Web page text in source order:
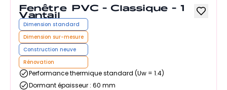
Fenêtre PVC - Classique - 1
Vantail
Dimension standard
Dimension sur-mesure
Construction neuve
Rénovation
Performance thermique standard (Uw = 1.4)
Dormant épaisseur : 60 mm